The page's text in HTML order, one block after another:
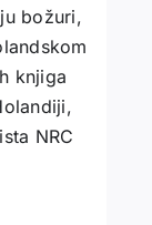
božuri,
knjiga
NRC